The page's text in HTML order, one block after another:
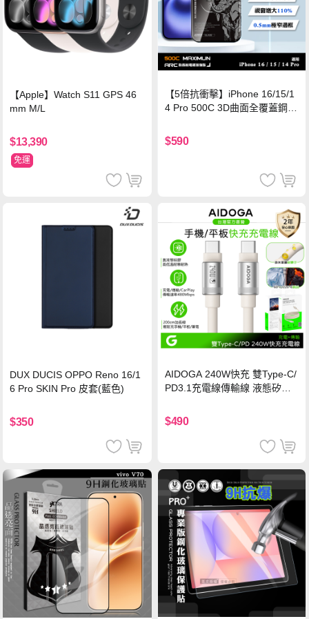
【Apple】Watch S11 GPS 46
mm M/L
$13,390
免運
【5倍抗衝擊】iPhone 16/15/1
4 Pro 500C 3D曲面全覆蓋鋼化
保護貼
$590
DUX DUCIS OPPO Reno 16/1
6 Pro SKIN Pro 皮套(藍色)
$350
AIDOGA 240W快充 雙Type-C/
PD3.1充電線傳輸線 液態矽膠
機/平板/筆電
$490